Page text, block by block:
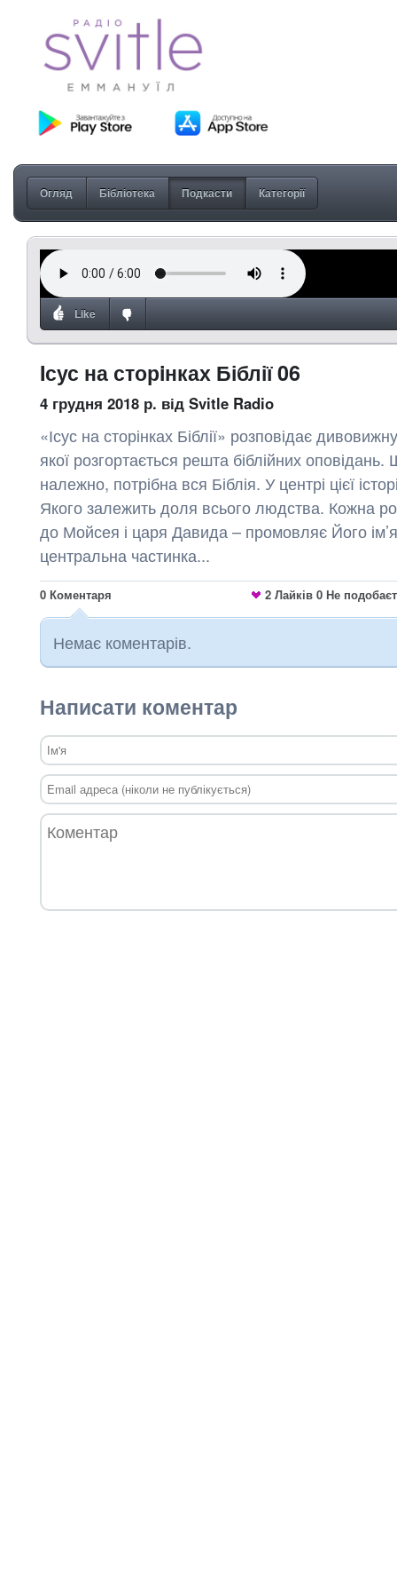
Огляд Бібліотека Подкасти Категорії
Like
Iсус на сторiнках Біблії 06
4 грудня 2018 р. від Svitle Radio
«Ісус на сторінках Біблії» розповідає
якої розгортається решта біблійних оповідань.
належно, потрібна вся Біблія. У центрі цієї
Якого залежить доля всього людства. Кожна
до Мойсея і царя Давида – промовляє Його
центральна частинка...
2 Лайків 0 Не
0 Коментаря
Немає коментарів.
Написати коментар